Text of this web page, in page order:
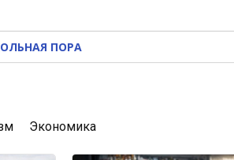
ПОРА
Экономика